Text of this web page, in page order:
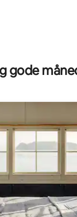
gode